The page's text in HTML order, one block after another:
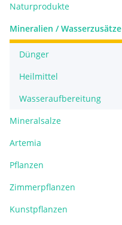
Naturprodukte
Mineralien / Wasserzusätze
Dünger
Heilmittel
Wasseraufbereitung
Mineralsalze
Artemia
Pflanzen
Zimmerpflanzen
Kunstpflanzen